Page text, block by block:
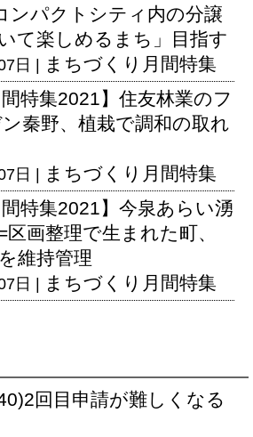
ンパクトシティ内の分譲
て楽しめるまち」目指す
日 | まちづくり月間特集
特集2021】住友林業のフ
秦野、植栽で調和の取れ
日 | まちづくり月間特集
間特集2021】今泉あらい湧
画整理で生まれた町、
維持管理
日 | まちづくり月間特集
回目申請が難しくなる